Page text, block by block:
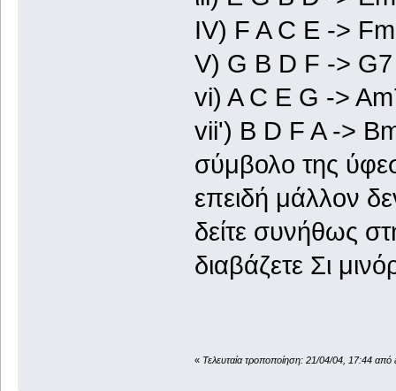
IV) F A C E ->
V) G B D F ->
vi) A C E G ->
vii') B D F A ->
σύμβολο της
επειδή μάλλον
δείτε συνήθως
διαβάζετε Σι
« Τελευταία τροποποίηση: 21/04/04, 17:44 από